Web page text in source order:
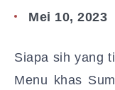
Mei 10, 2023
Siapa sih yang
Menu khas